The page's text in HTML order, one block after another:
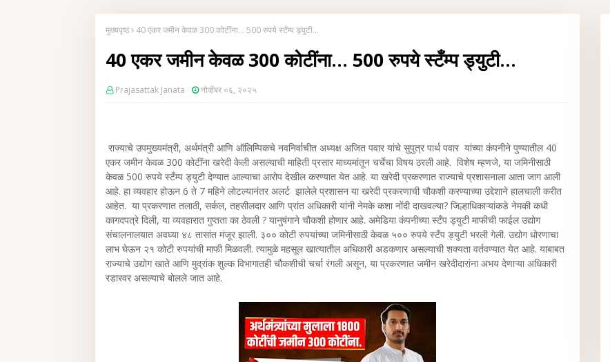
मुख्यपृष्ठ 40 एकर जमीन केवळ 300 कोटींना... 500 रुपये स्टँम्प ड्युटी...
40 एकर जमीन केवळ 300 कोटींना... 500 रुपये स्टँम्प ड्युटी...
Prajasattak Janata नोव्हेंबर ०६, २०२५
राज्याचे उपमुख्यमंत्री, अर्थमंत्री आणि ऑलिम्पिकचे नवनिर्वाचीत अध्यक्ष अजित पवार यांचे सुपुत्र पार्थ पवार यांच्या कंपनीने पुण्यातील 40
एकर जमीन केवळ 300 कोटींना खरेदी केली असल्याची माहिती प्रसार माध्यमांतून चर्चेचा विषय ठरली आहे. विशेष म्हणजे, या जमिनीसाठी
केवळ 500 रुपये स्टँम्प ड्युटी देण्यात आल्याचा आरोप देखील करण्यात येत आहे. या खरेदी प्रकरणात राज्याचे प्रशासनाला आता जाग आली
आहे. हा व्यवहार होऊन 6 ते 7 महिने लोटल्यानंतर अलर्ट झालेले प्रशासन या खरेदी प्रकरणाची चौकशी करण्याच्या उद्देशाने हालचाली करीत
आहेत. या प्रकरणात तलाठी, सर्कल, तहसीलदार आणि प्रांत अधिकारी यांनी नेमके कशा नोंदी दाखवल्या? जिल्हाधिकाऱ्यांकडे नेमकी कधी
कागदपत्रे दिली, या व्यवहारात गुप्तता का ठेवली ? यानुषंगाने चौकशी होणार आहे. अमेडिया कंपनीच्या स्टँप ड्युटी माफीची फाईल उद्योग
संचालनालयात अवघ्या ४८ तासांत मंजूर झाली. ३०० कोटी रुपयांच्या जमिनीसाठी केवळ ५०० रुपये स्टँप ड्युटी भरली गेली. उद्योग धोरणाचा
लाभ घेऊन २१ कोटी रुपयांची माफी मिळवली. त्यामुळे महसूल खात्यातील अधिकारी अडकणार असल्याची शक्यता वर्तवण्यात येत आहे. याबाबत
राज्याचे उद्योग खाते आणि मुद्रांक शुल्क विभागातही चौकशीची चर्चा रंगली असून, या प्रकरणात जमीन खरेदीदारांना अभय देणाऱ्या अधिकारी
रडारवर असल्याचे बोलले जात आहे.